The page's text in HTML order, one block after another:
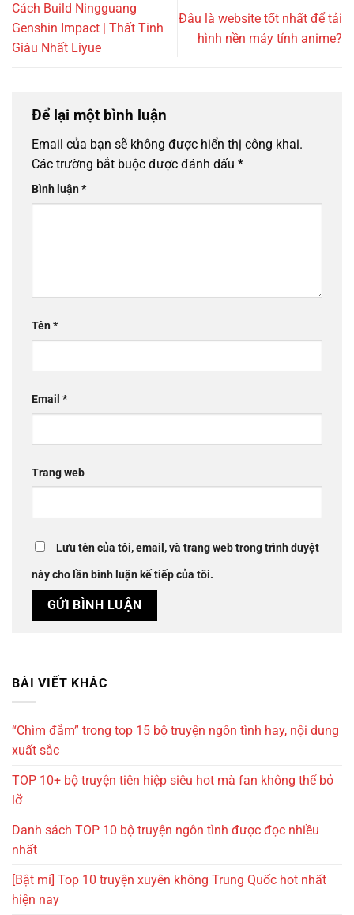
Cách Build Ningguang
Genshin Impact | Thất Tinh
Giàu Nhất Liyue
Đâu là website tốt nhất để tải
hình nền máy tính anime?
Để lại một bình luận
Email của bạn sẽ không được hiển thị công khai.
Các trường bắt buộc được đánh dấu *
Bình luận*
Tên*
Email *
Trang web
Lưu tên của tôi, email, và trang web trong trình duyệt
này cho lần bình luận kế tiếp của tôi.
BÀI VIẾT KHÁC
“Chìm đắm” trong top 15 bộ truyện ngôn tình hay, nội dung
xuất sắc
TOP 10+ bộ truyện tiên hiệp siêu hot mà fan không thể bỏ
lỡ
Danh sách TOP 10 bộ truyện ngôn tình được đọc nhiều
nhất
[Bật mí] Top 10 truyện xuyên không Trung Quốc hot nhất
hiện nay